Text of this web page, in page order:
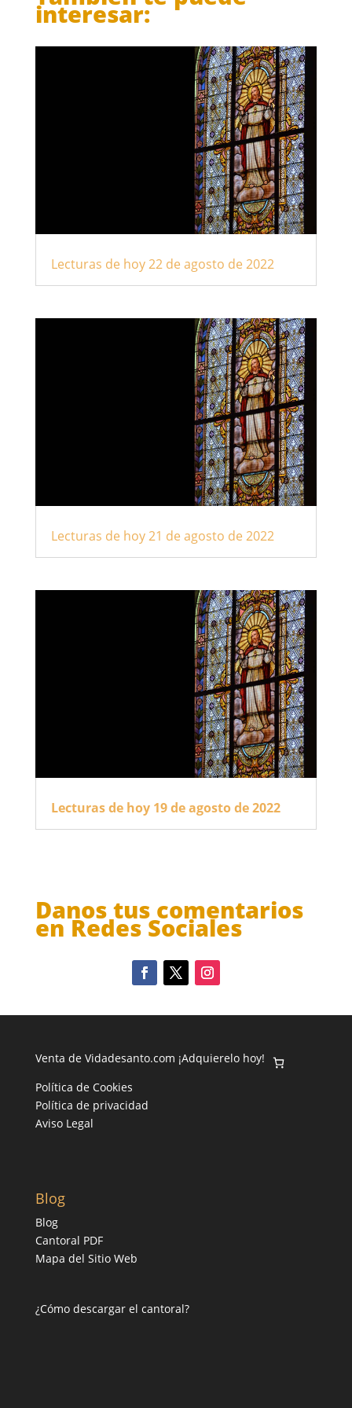
interesar:
Lecturas de hoy 22 de agosto de 2022
Lecturas de hoy 21 de agosto de 2022
Lecturas de hoy 19 de agosto de 2022
Danos tus comentarios
en Redes Sociales
Venta de Vidadesanto.com ¡Adquierelo hoy!
Política de Cookies
Política de privacidad
Aviso Legal
Blog
Blog
Cantoral PDF
Mapa del Sitio Web
¿Cómo descargar el cantoral?